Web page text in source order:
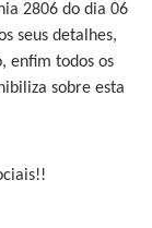
2806 do dia 06
seus detalhes,
enfim todos os
sobre esta